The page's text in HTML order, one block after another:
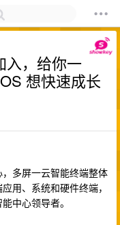
入，给你一
想快速成长
多屏一云智能终端整体
用、系统和硬件终端，
中心领导者。